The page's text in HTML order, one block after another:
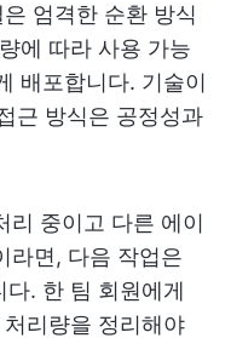
엄격한 순환 방식
에 따라 사용 가능
배포합니다. 기술이
근 방식은 공정성과
리 중이고 다른 에이
라면, 다음 작업은
. 한 팀 회원에게
리량을 정리해야